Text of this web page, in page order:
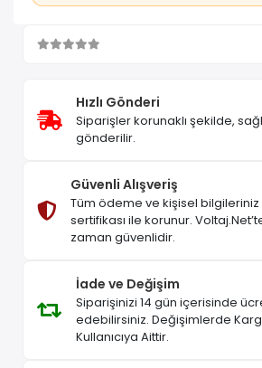
Hızlı Gönderi
Siparişler korunaklı şekilde,
gönderilir.
Güvenli Alışveriş
Tüm ödeme ve kişisel bilgileriniz
sertifikası ile korunur.
zaman güvenlidir.
İade ve Değişim
Siparişinizi 14 gün içerisinde
edebilirsiniz. Değişimlerde
Kullanıcıya Aittir.